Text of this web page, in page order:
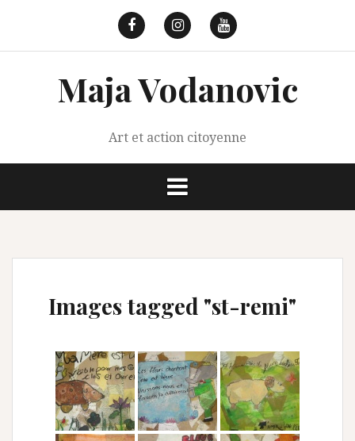
contenu
FacebookInstagramYoutube
Maja Vodanovic
Art et action citoyenne
Images tagged "st-remi"